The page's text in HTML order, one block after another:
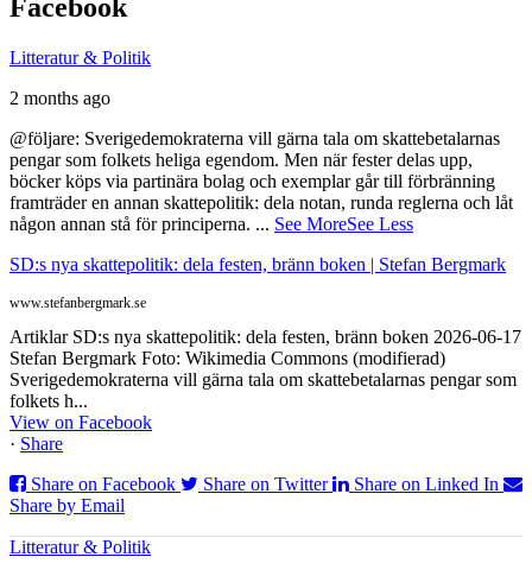
Facebook
Litteratur & Politik
2 months ago
@följare: Sverigedemokraterna vill gärna tala om skattebetalarnas
pengar som folkets heliga egendom. Men när fester delas upp,
böcker köps via partinära bolag och exemplar går till förbränning
framträder en annan skattepolitik: dela notan, runda reglerna och låt
någon annan stå för principerna. ... See MoreSee Less
SD:s nya skattepolitik: dela festen, bränn boken | Stefan Bergmark
www.stefanbergmark.se
Artiklar SD:s nya skattepolitik: dela festen, bränn boken 2026-06-17
Stefan Bergmark Foto: Wikimedia Commons (modifierad)
Sverigedemokraterna vill gärna tala om skattebetalarnas pengar som
folkets h...
View on Facebook
· Share
Share on Facebook
Share on Twitter
Share on Linked In
Share by Email
Litteratur & Politik